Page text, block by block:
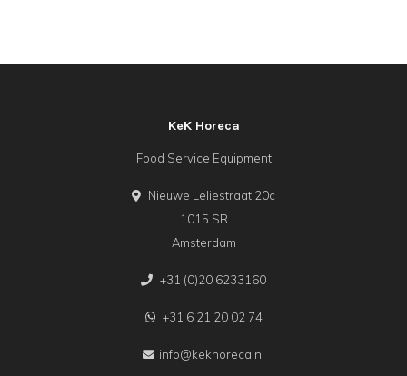
KeK Horeca
Food Service Equipment
Nieuwe Leliestraat 20c
1015 SR
Amsterdam
+31 (0)20 6233160
+31 6 21 20 02 74
info@kekhoreca.nl